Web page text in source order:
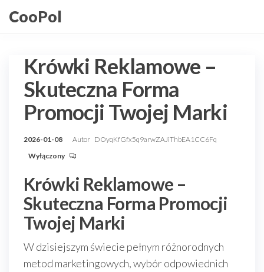
doCooPol
Krówki Reklamowe –
Skuteczna Forma
Promocji Twojej Marki
2026-01-08 Autor DOyqKfGfx5q9arwZAJiThbEA1CC6Fq
Wyłączony
Krówki Reklamowe –
Skuteczna Forma Promocji
Twojej Marki
W dzisiejszym świecie pełnym różnorodnych
metod marketingowych, wybór odpowiednich